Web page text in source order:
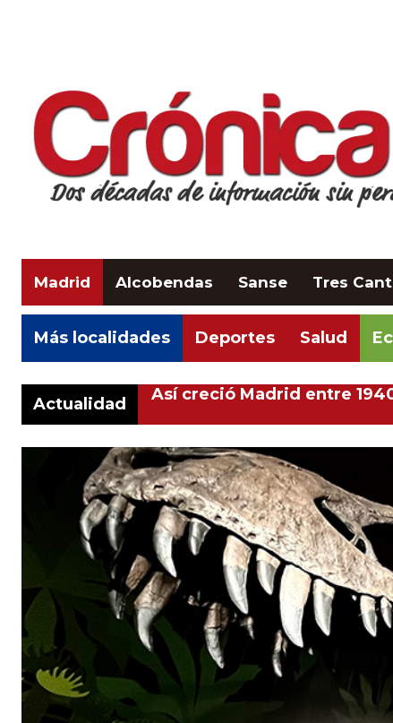
Madrid Alcobendas Sanse Tres
Más localidades Deportes Salud
Actualidad Así creció Madrid entre